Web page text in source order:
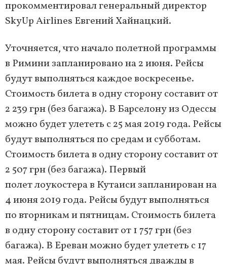
прокомментировал генеральный директор
SkyUp Airlines Евгений Хайнацкий.
Уточняется, что начало полетной программы
в Римини запланировано на 2 июня. Рейсы
будут выполняться каждое воскресенье.
Стоимость билета в одну сторону составит от
2 239 грн (без багажа). В Барселону из Одессы
можно будет улететь с 25 мая 2019 года. Рейсы
будут выполняться по средам и субботам.
Стоимость билета в одну сторону составит от
2 507 грн (без багажа). Первый
полет лоукостера в Кутаиси запланирован на
4 июня 2019 года. Рейсы будут выполняться
по вторникам и пятницам. Стоимость билета
в одну сторону составит от 1 757 грн (без
багажа). В Ереван можно будет улететь с 17
мая. Рейсы будут выполняться дважды в